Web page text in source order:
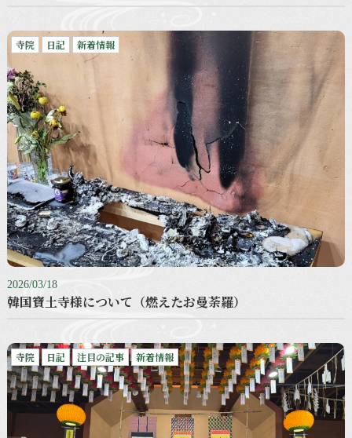
寺院 日記 新着情報
2026/03/18
韓国寶土寺様について（燃えたお曼荼羅）
寺院 日記 注目の記事 新着情報